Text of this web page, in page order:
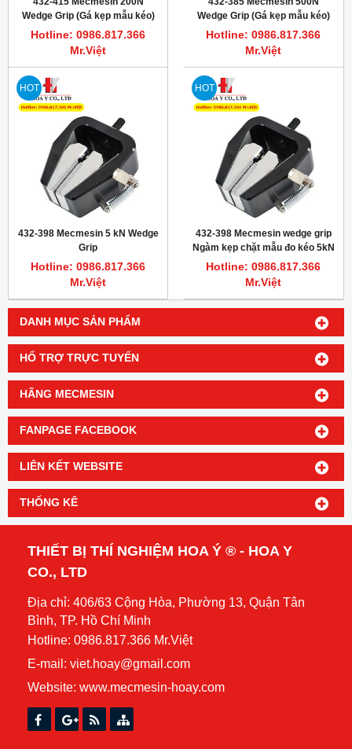
DANH MỤC SẢN PHẨM
HỔ TRỢ TRỰC TUYẾN
HÃNG MECMESIN
FANPAGE FACEBOOK
LIÊN KẾT WEBSITE
THỐNG KÊ
Wedge Grip (Gá kẹp mẫu kéo)
Hotline: 0986.817.366
Mr.Việt
Wedge Grip (Gá kẹp mẫu kéo)
Hotline: 0986.817.366
Mr.Việt
HOT
432-398 Mecmesin 5 kN Wedge
Grip
Hotline: 0986.817.366
Mr.Việt
HOT
432-398 Mecmesin wedge grip
Ngàm kẹp chặt mẫu đo kéo 5kN
Hotline: 0986.817.366
Mr.Việt
THIẾT BỊ THÍ NGHIỆM HOA Ý ® - HOA Y
CO., LTD
Địa chỉ: 406/63 Cộng Hòa, Phường 13, Quận Tân
Bình, TP. Hồ Chí Minh
Hotline: 0986.817.366 Mr.Việt
E-mail: viet.hoay@gmail.com
Website: www.mecmesin-hoay.com